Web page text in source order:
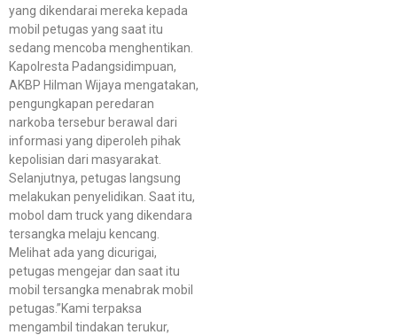
yang dikendarai mereka kepada
mobil petugas yang saat itu
sedang mencoba menghentikan.
Kapolresta Padangsidimpuan,
AKBP Hilman Wijaya mengatakan,
pengungkapan peredaran
narkoba tersebur berawal dari
informasi yang diperoleh pihak
kepolisian dari masyarakat.
Selanjutnya, petugas langsung
melakukan penyelidikan. Saat itu,
mobol dam truck yang dikendara
tersangka melaju kencang.
Melihat ada yang dicurigai,
petugas mengejar dan saat itu
mobil tersangka menabrak mobil
petugas.”Kami terpaksa
mengambil tindakan terukur,